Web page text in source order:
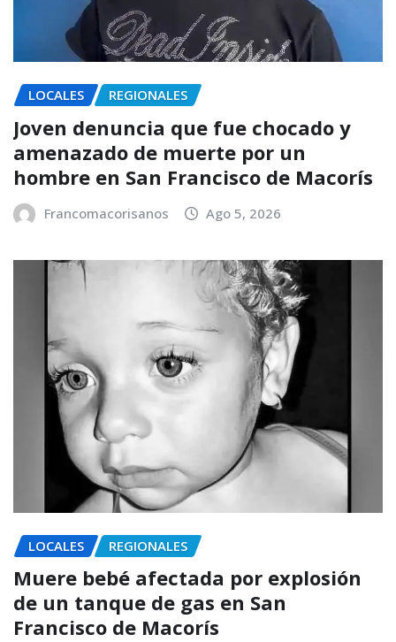
LOCALES REGIONALES
Joven denuncia que fue chocado y
amenazado de muerte por un
hombre en San Francisco de Macorís
Francomacorisanos Ago 5, 2026
LOCALES REGIONALES
Muere bebé afectada por explosión
de un tanque de gas en San
Francisco de Macorís